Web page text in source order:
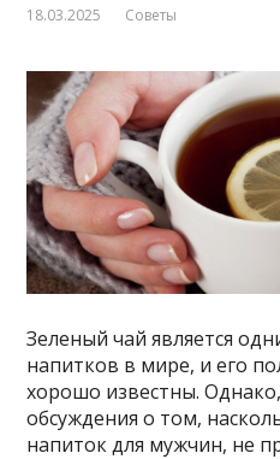
18.03.2025 Советы
Зеленый чай является
напитков в мире, и его
хорошо известны.
обсуждения о том,
напиток для мужчин, не